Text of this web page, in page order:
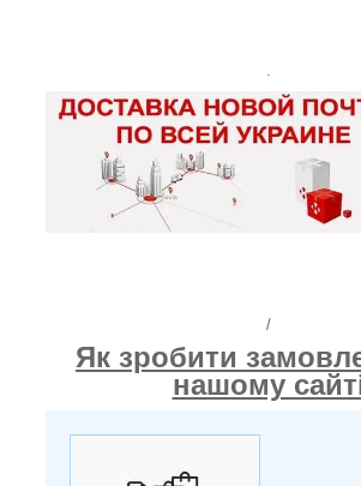
/
Як зробити
нашому